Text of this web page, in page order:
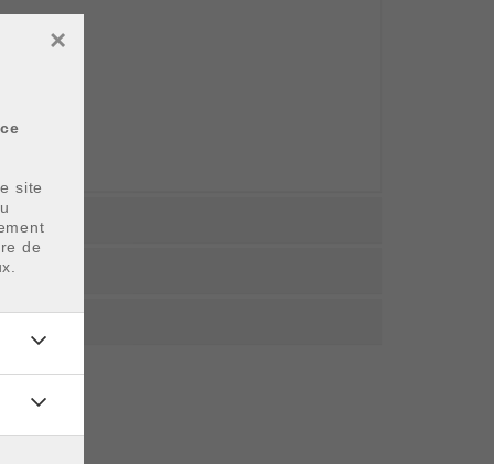
site
de
×